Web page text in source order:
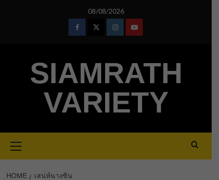
08/08/2026
FacebookTwitterInstagramYoutube
SIAMRATH
VARIETY
Menu
HOME เสน่ห์นางซิน